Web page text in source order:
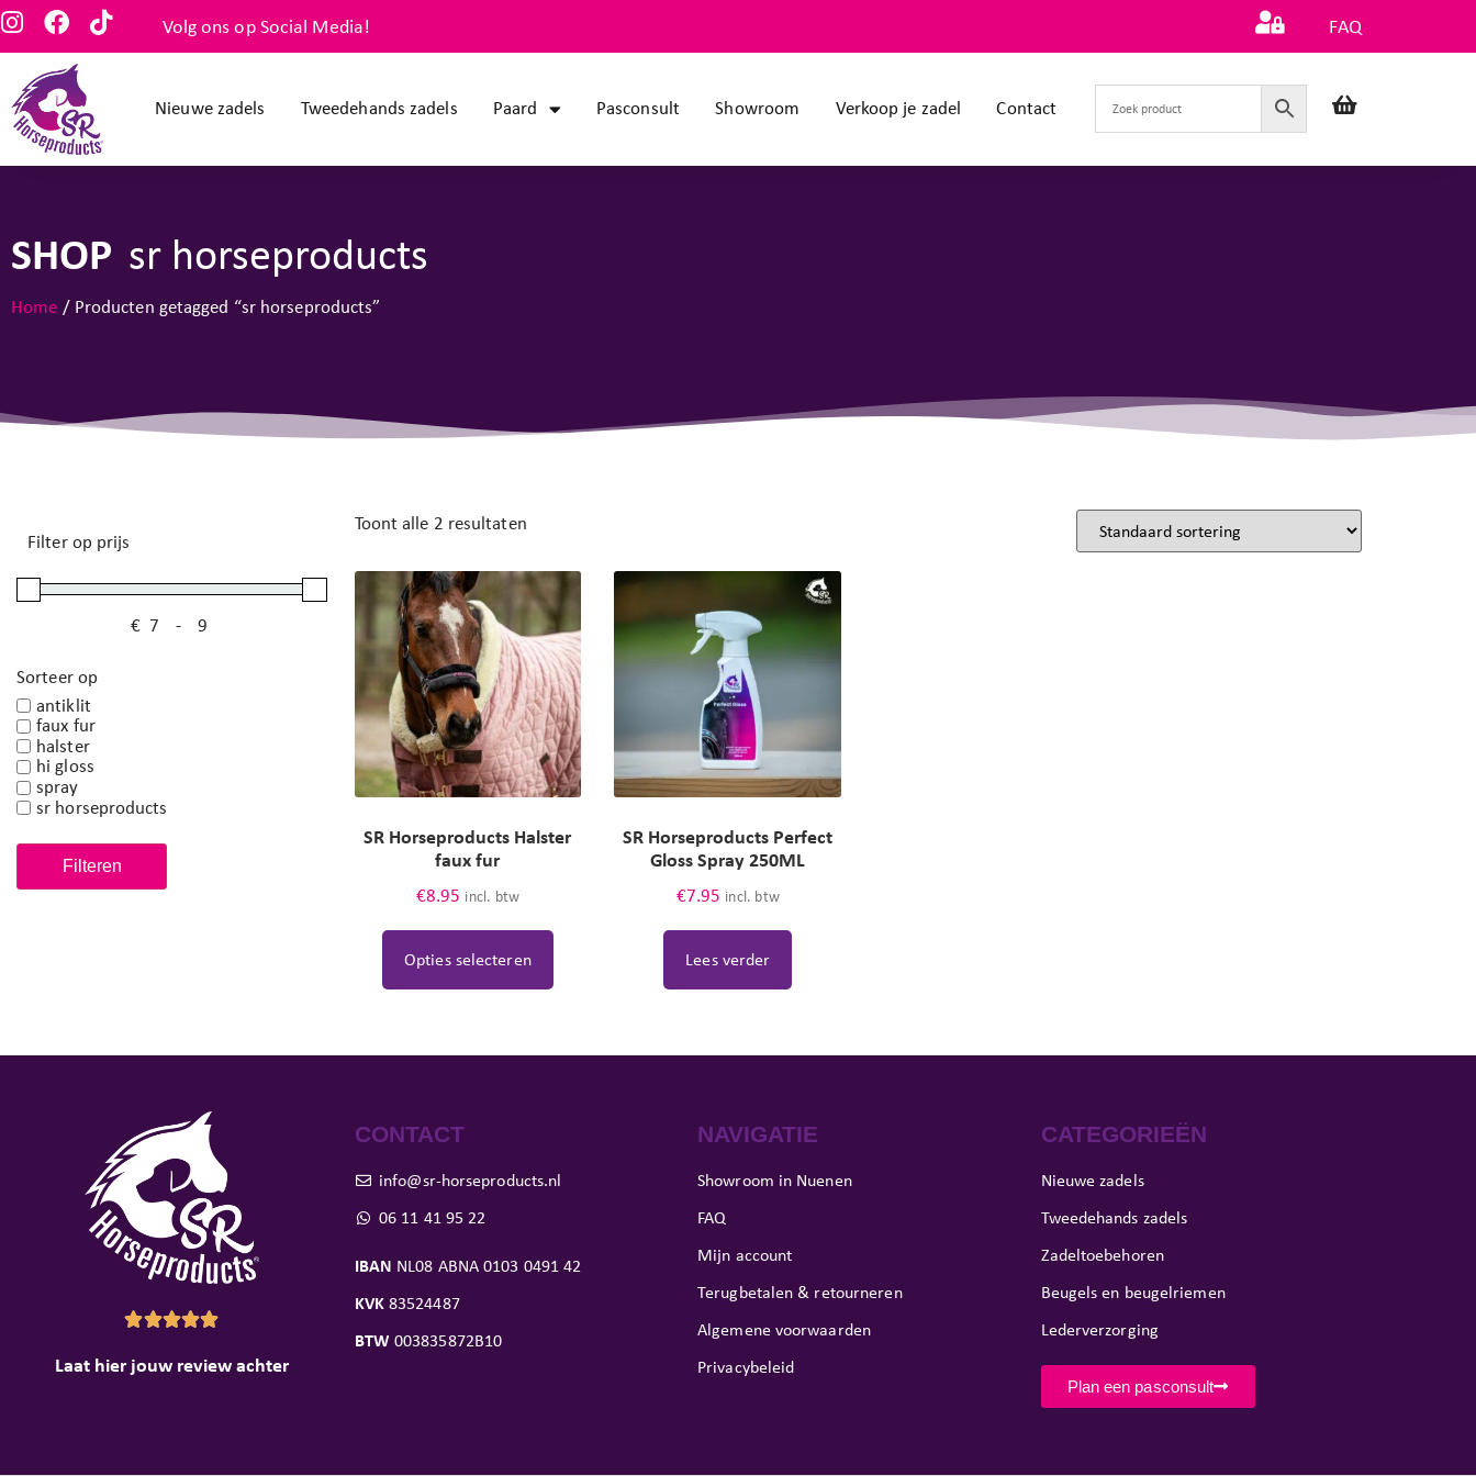
Volg ons op Social Media! FAQ
Nieuwe zadels Tweedehands zadels Paard Pasconsult Showroom Verkoop je zadel Contact
SHOP sr horseproducts
Home / Producten getagged “sr horseproducts”
Filter op prijs
€ Minimale prijs
-
Maximale prijs
Sorteer op
antiklit
faux fur
halster
hi gloss
spray
sr horseproducts
Filteren
Toont alle 2 resultaten
SR Horseproducts Halster
faux fur
€8.95 incl. btw
Opties selecteren
SR Horseproducts Perfect
Gloss Spray 250ML
€7.95 incl. btw
Lees verder

Laat hier jouw review achter
CONTACT
info@sr-horseproducts.nl
06 11 41 95 22
IBAN NL08 ABNA 0103 0491 42
KVK83524487
BTW 003835872B10
NAVIGATIE
Showroom in Nuenen
FAQ
Mijn account
Terugbetalen & retourneren
Algemene voorwaarden
Privacybeleid
CATEGORIEËN
Nieuwe zadels
Tweedehands zadels
Zadeltoebehoren
Beugels en beugelriemen
Lederverzorging
Plan een pasconsult